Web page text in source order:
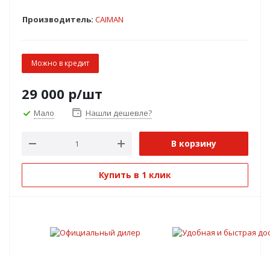
Производитель: CAIMAN
Можно в кредит
29 000 р/шт
Мало Нашли дешевле?
В корзину
Купить в 1 клик